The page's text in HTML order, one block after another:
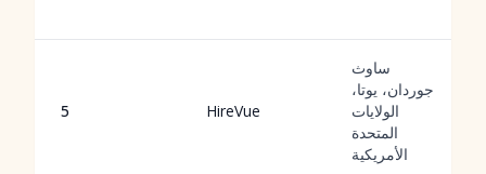
5 HireVue
ساوث
جوردان، يوتا،
الولايات
المتحدة
الأمريكية